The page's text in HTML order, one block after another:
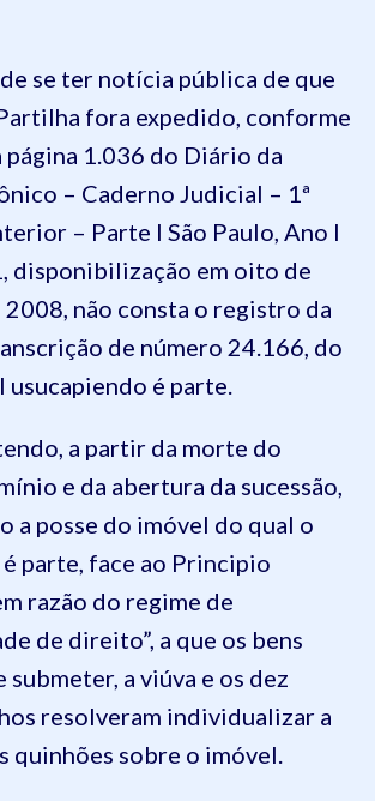
se ter notícia pública de que
fora expedido, conforme
página 1.036 do Diário da
– Caderno Judicial – 1ª
– Parte I São Paulo, Ano I
disponibilização em oito de
não consta o registro da
de número 24.166, do
usucapiendo é parte.
a partir da morte do
e da abertura da sucessão,
a posse do imóvel do qual o
parte, face ao Principio
razão do regime de
de direito”, a que os bens
submeter, a viúva e os dez
resolveram individualizar a
quinhões sobre o imóvel.